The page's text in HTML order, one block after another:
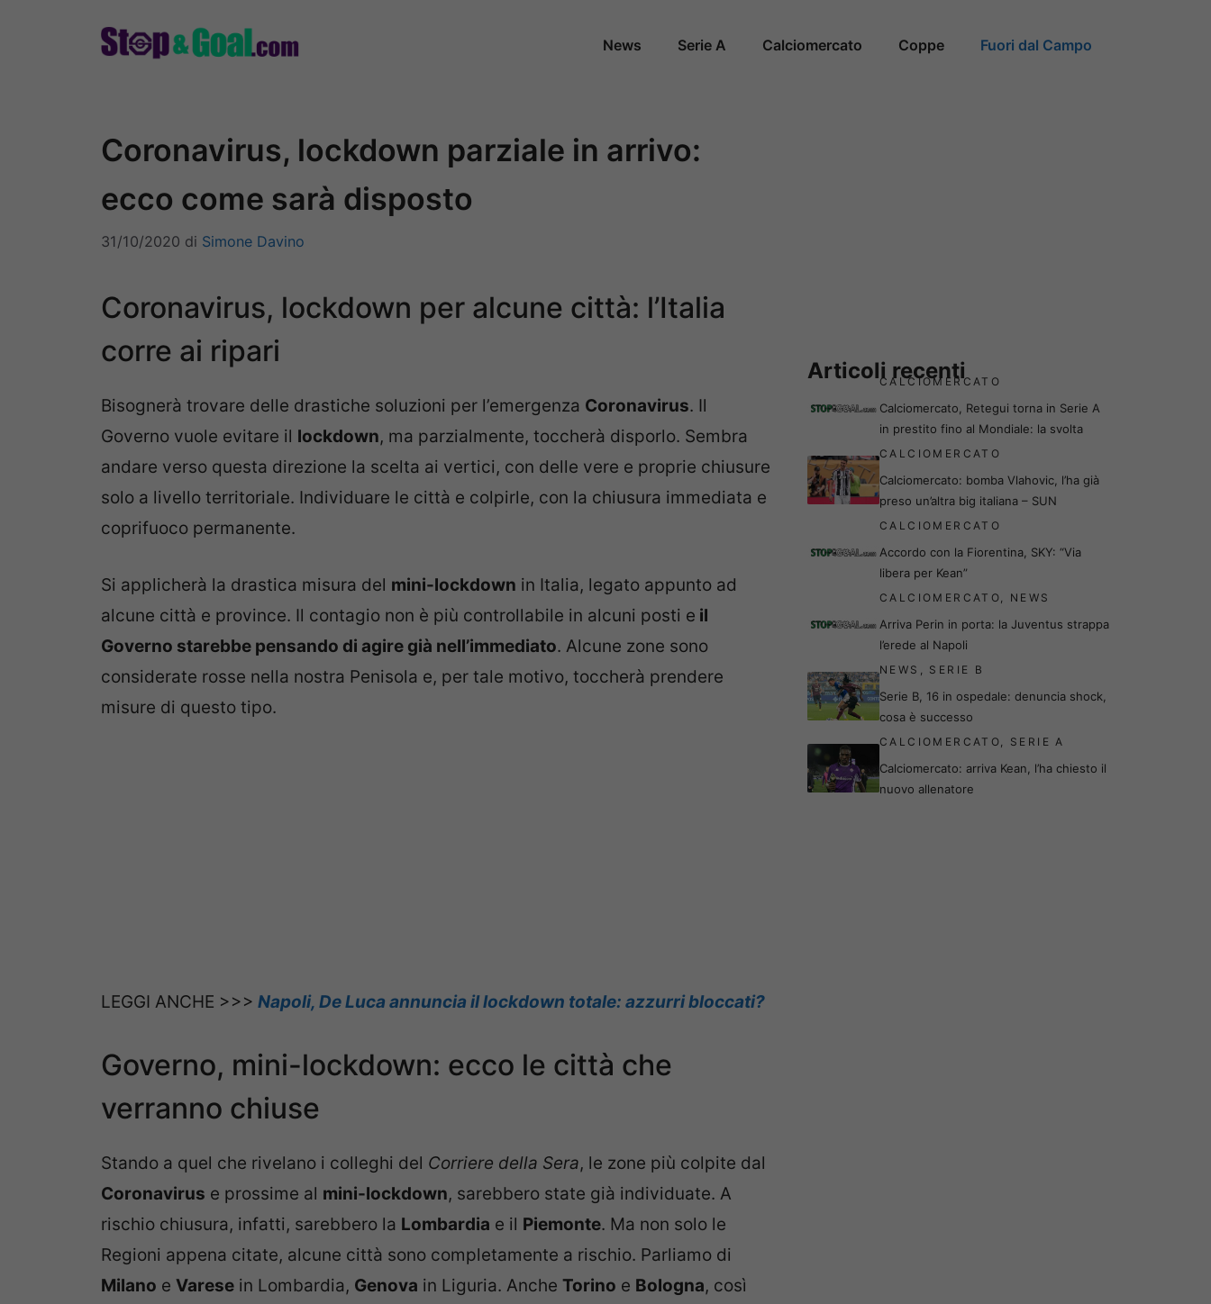
News Serie A Calciomercato Coppe Fuori dal Campo
Coronavirus, lockdown parziale in arrivo:
ecco come sarà disposto
31/10/2020 di Simone Davino
Coronavirus, lockdown per alcune città: l’Italia
corre ai ripari
Bisognerà trovare delle drastiche soluzioni per l’emergenza Coronavirus. Il
Governo vuole evitare il lockdown, ma parzialmente, toccherà disporlo. Sembra
andare verso questa direzione la scelta ai vertici, con delle vere e proprie chiusure
solo a livello territoriale. Individuare le città e colpirle, con la chiusura immediata e
coprifuoco permanente.
Si applicherà la drastica misura del mini-lockdown in Italia, legato appunto ad
alcune città e province. Il contagio non è più controllabile in alcuni posti e il
Governo starebbe pensando di agire già nell’immediato. Alcune zone sono
considerate rosse nella nostra Penisola e, per tale motivo, toccherà prendere
misure di questo tipo.
LEGGI ANCHE >>> Napoli, De Luca annuncia il lockdown totale: azzurri bloccati?
Governo, mini-lockdown: ecco le città che
verranno chiuse
Stando a quel che rivelano i colleghi del Corriere della Sera, le zone più colpite dal
Coronavirus e prossime al mini-lockdown, sarebbero state già individuate. A
rischio chiusura, infatti, sarebbero la Lombardia e il Piemonte. Ma non solo le
Regioni appena citate, alcune città sono completamente a rischio. Parliamo di
Milano e Varese in Lombardia, Genova in Liguria. Anche Torino e Bologna, così
Articoli recenti
CALCIOMERCATO
Calciomercato, Retegui torna in Serie A
in prestito fino al Mondiale: la svolta
CALCIOMERCATO
Calciomercato: bomba Vlahovic, l’ha già
preso un’altra big italiana – SUN
CALCIOMERCATO
Accordo con la Fiorentina, SKY: “Via
libera per Kean”
CALCIOMERCATO, NEWS
Arriva Perin in porta: la Juventus strappa
l’erede al Napoli
NEWS , SERIE B
Serie B, 16 in ospedale: denuncia shock,
cosa è successo
CALCIOMERCATO, SERIE A
Calciomercato: arriva Kean, l’ha chiesto il
nuovo allenatore